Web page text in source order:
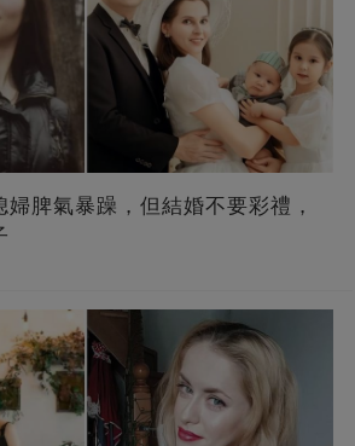
脾氣暴躁，但結婚不要彩禮，